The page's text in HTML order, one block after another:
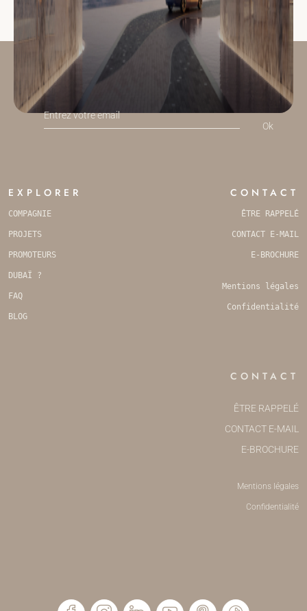
NEWSLETTER
COMPANY
Ok
EXPLORER
COMPAGNIE
PROJETS
PROMOTEURS
DUBAÏ ?
FAQ
BLOG
CONTACT
ÊTRE RAPPELÉ
CONTACT E-MAIL
E-BROCHURE
Mentions légales
Confidentialité
CONTACT
ÊTRE RAPPELÉ
CONTACT E-MAIL
E-BROCHURE
Mentions légales
Confidentialité